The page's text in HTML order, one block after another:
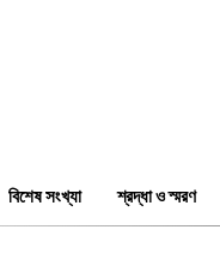
বিশেষ সংখ্যা শ্রদ্ধা ও স্মরণ